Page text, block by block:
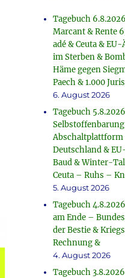
Tagebuch
Marcant & Rente
adé & Ceuta &
im Sterben &
Häme gegen
Paech & 1.000
6. August 2026
Tagebuch
Deutschland &
Baud & Winter-
Ceuta – Ruhs –
5. August 2026
Tagebuch
am Ende –
der Bestie &
Rechnung &
4. August 2026
Tagebuch